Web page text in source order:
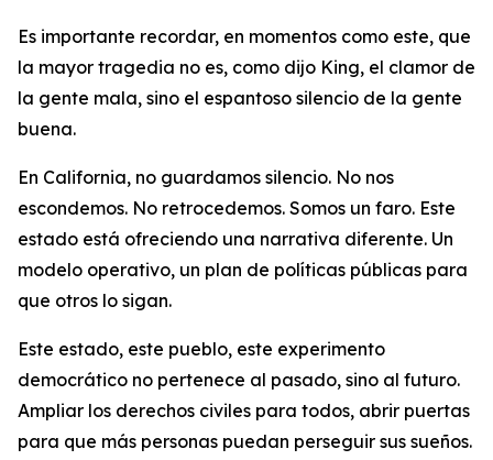
Es importante recordar, en momentos como este, que
la mayor tragedia no es, como dijo King, el clamor de
la gente mala, sino el espantoso silencio de la gente
buena.
En California, no guardamos silencio. No nos
escondemos. No retrocedemos. Somos un faro. Este
estado está ofreciendo una narrativa diferente. Un
modelo operativo, un plan de políticas públicas para
que otros lo sigan.
Este estado, este pueblo, este experimento
democrático no pertenece al pasado, sino al futuro.
Ampliar los derechos civiles para todos, abrir puertas
para que más personas puedan perseguir sus sueños.